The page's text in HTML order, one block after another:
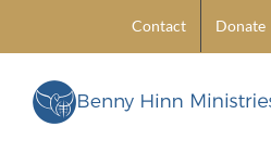
content
Contact Donate